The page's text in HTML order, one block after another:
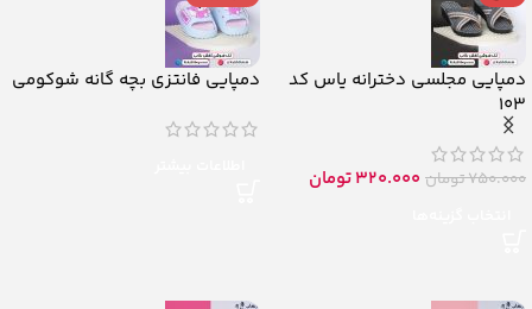
دمپایی مجلسی دخترانه یاس کد
103
750.000تومان 320.000تومان
دمپایی فانتزی بچه گانه شوکومی